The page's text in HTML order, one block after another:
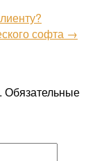
софта →
Обязательные